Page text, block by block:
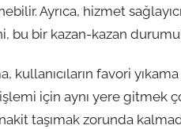
Ayrıca, hizmet
bu bir kazan-kazan
kullanıcıların favori
için aynı yere gitmek
taşımak zorunda